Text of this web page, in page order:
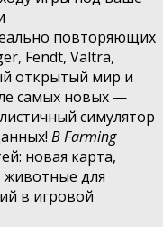
повторяющих
Fendt, Valtra,
открытый мир и
самых новых —
симулятор
В Farming
новая карта,
для
в игровой